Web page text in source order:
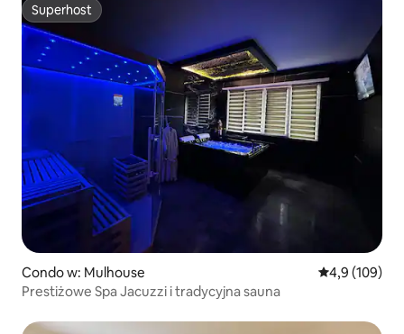
Superhost
Superhost
Condo w: Mulhouse Średnia
4,9 (109)
Prestiżowe Spa Jacuzzi i tradycyjna sauna